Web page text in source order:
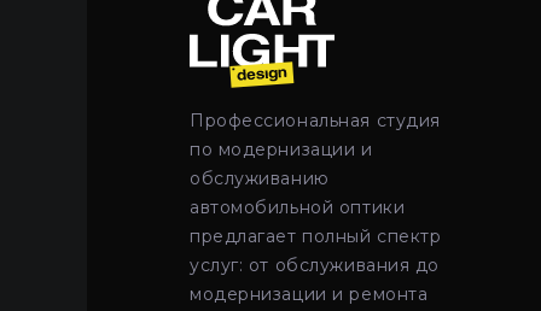
Профессиональная студия
по модернизации и
обслуживанию
автомобильной оптики
предлагает полный спектр
услуг: от обслуживания до
модернизации и ремонта